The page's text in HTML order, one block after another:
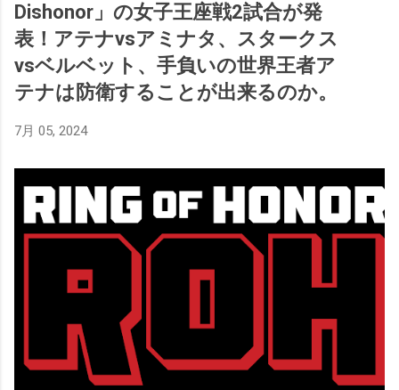
Dishonor」の女子王座戦2試合が発
表！アテナvsアミナタ、スタークス
vsベルベット、手負いの世界王者ア
テナは防衛することが出来るのか。
7月 05, 2024